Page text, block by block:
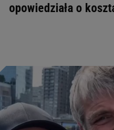
opowiedziała o